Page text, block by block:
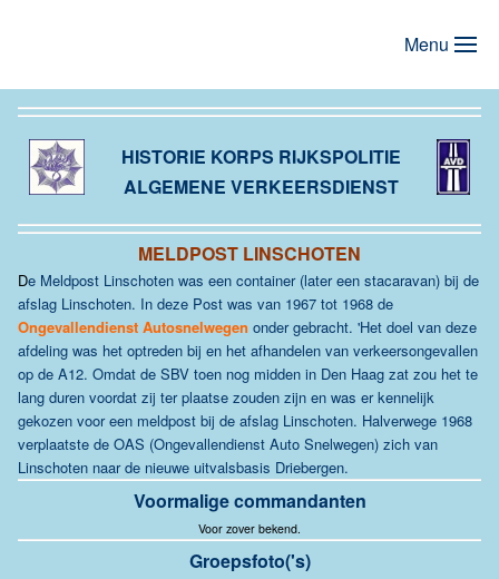
Menu
HISTORIE KORPS RIJKSPOLITIE
ALGEMENE VERKEERSDIENST
MELDPOST LINSCHOTEN
De Meldpost Linschoten was een container (later een stacaravan) bij de
afslag Linschoten. In deze Post was van 1967 tot 1968 de
Ongevallendienst Autosnelwegen onder gebracht. 'Het doel van deze
afdeling was het optreden bij en het afhandelen van verkeersongevallen
op de A12. Omdat de SBV toen nog midden in Den Haag zat zou het te
lang duren voordat zij ter plaatse zouden zijn en was er kennelijk
gekozen voor een meldpost bij de afslag Linschoten. Halverwege 1968
verplaatste de OAS (Ongevallendienst Auto Snelwegen) zich van
Linschoten naar de nieuwe uitvalsbasis Driebergen.
Voormalige commandanten
Voor zover bekend.
Groepsfoto('s)